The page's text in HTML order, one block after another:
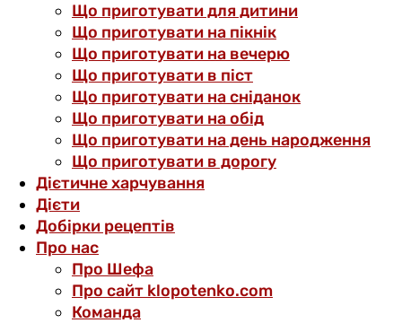
Що приготувати для дитини
Що приготувати на пікнік
Що приготувати на вечерю
Що приготувати в піст
Що приготувати на сніданок
Що приготувати на обід
Що приготувати на день народження
Що приготувати в дорогу
Дієтичне харчування
Дієти
Добірки рецептів
Про нас
Про Шефа
Про сайт klopotenko.com
Команда